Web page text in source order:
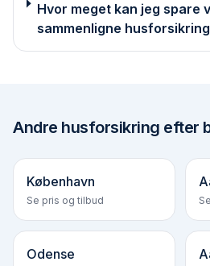
Hvor meget kan jeg spare
sammenligne
Andre husforsikring efter
København
Se pris og tilbud
Odense